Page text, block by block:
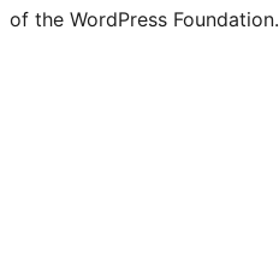
of the WordPress Foundation.